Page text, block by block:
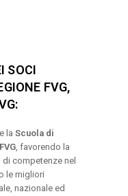
SOCI
FVG,
la Scuola di
, favorendo la
competenze nel
le migliori
nazionale ed